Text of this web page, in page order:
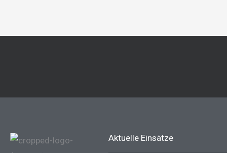
Aktuelle Einsätze